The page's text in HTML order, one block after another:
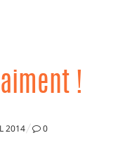
!
2014 0